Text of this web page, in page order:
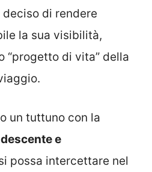
deciso di rendere
la sua visibilità,
“progetto di vita” della
un tuttuno con la
e
possa intercettare nel